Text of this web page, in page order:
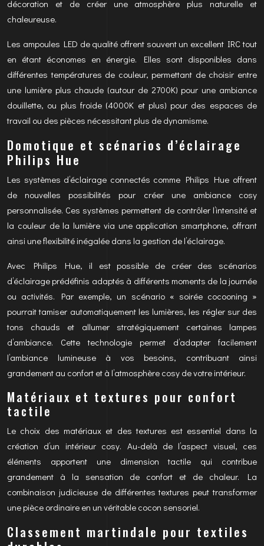
décoration et de créer une atmosphère plus naturelle et
chaleureuse.
Les ampoules LED de qualité offrent souvent un excellent IRC tout
en étant économes en énergie. Elles sont disponibles dans
différentes températures de couleur, permettant de choisir entre
une lumière plus chaude (autour de 2700K) pour une ambiance
douillette, ou plus froide (4000K et plus) pour des espaces de
travail ou des pièces nécessitant plus de dynamisme.
Domotique et scénarios d’éclairage
Philips Hue
Les systèmes d’éclairage connectés comme Philips Hue offrent
de nouvelles possibilités pour créer une ambiance cosy
personnalisée. Ces systèmes permettent de contrôler l’intensité et
la couleur de la lumière via une application smartphone, offrant
ainsi une flexibilité inégalée dans la gestion de l’éclairage.
Avec Philips Hue, il est possible de créer des scénarios
d’éclairage prédéfinis adaptés à différents moments de la journée
ou activités. Par exemple, un scénario « soirée cocooning »
pourrait tamiser automatiquement les lumières, les régler sur des
tons chauds et allumer stratégiquement certaines lampes
d’ambiance. Cette technologie permet d’adapter facilement
l’ambiance lumineuse à vos besoins, contribuant ainsi
grandement au confort et à l’atmosphère cosy de votre intérieur.
Matériaux et textures pour confort
tactile
Le choix des matériaux et des textures est essentiel dans la
création d’un intérieur cosy. Au-delà de l’aspect visuel, ces
éléments apportent une dimension tactile qui contribue
grandement à la sensation de confort et de chaleur. La
combinaison judicieuse de différentes textures peut transformer
une pièce ordinaire en un véritable cocon sensoriel.
Classement martindale pour textiles